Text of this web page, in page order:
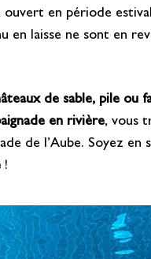
en période
en laisse ne sont en
de sable, pile ou
en rivière, vous
de l’Aube. Soyez en
!